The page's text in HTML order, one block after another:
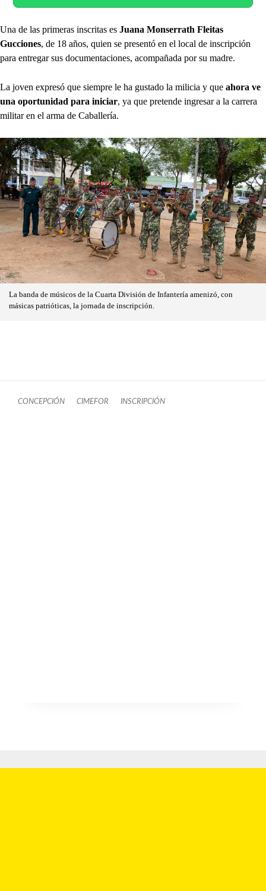
Una de las primeras inscritas es Juana Monserrath Fleitas
Gucciones, de 18 años, quien se presentó en el local de inscripción
para entregar sus documentaciones, acompañada por su madre.
La joven expresó que siempre le ha gustado la milicia y que ahora ve
una oportunidad para iniciar, ya que pretende ingresar a la carrera
militar en el arma de Caballería.
La banda de músicos de la Cuarta División de Infantería amenizó, con
másicas patrióticas, la jornada de inscripción.
CONCEPCIÓN CIMEFOR INSCRIPCIÓN